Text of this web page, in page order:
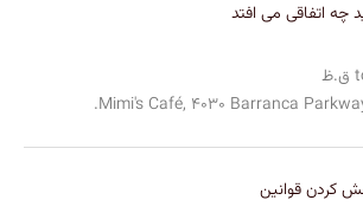
چه اتفاقی می افتد
Mimi's Café, 4030 Barranca
کردن قوانین